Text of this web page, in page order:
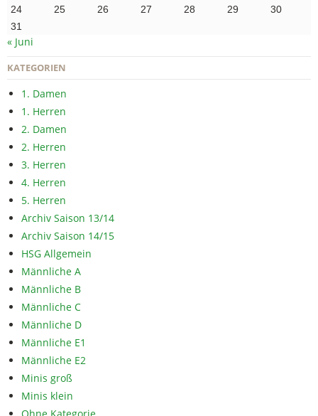
24
25 26 27 28 29
30
31
« Juni
KATEGORIEN
1. Damen
1. Herren
2. Damen
2. Herren
3. Herren
4. Herren
5. Herren
Archiv Saison 13/14
Archiv Saison 14/15
HSG Allgemein
Männliche A
Männliche B
Männliche C
Männliche D
Männliche E1
Männliche E2
Minis groß
Minis klein
Ohne Kategorie